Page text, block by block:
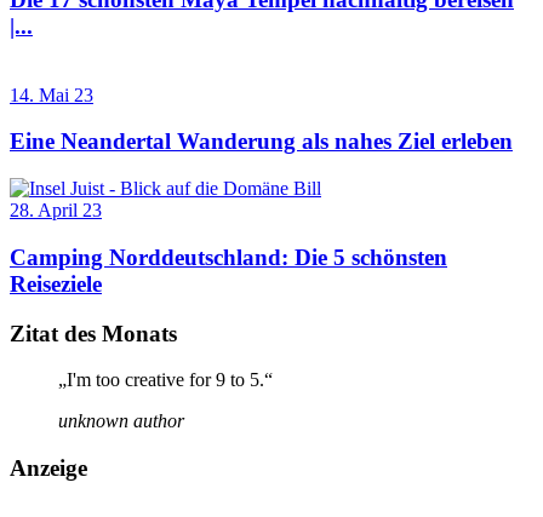
|...
14. Mai 23
Eine Neandertal Wanderung als nahes Ziel erleben
28. April 23
Camping Norddeutschland: Die 5 schönsten
Reiseziele
Zitat des Monats
„I'm too creative for 9 to 5.“
unknown author
Anzeige